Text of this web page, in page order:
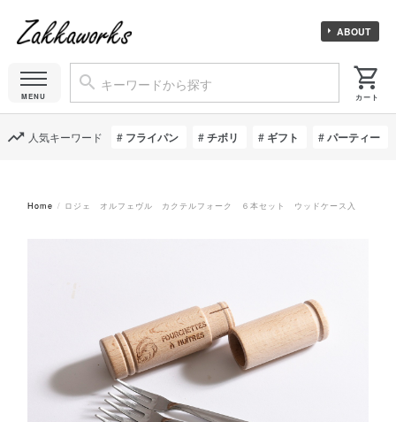
ABOUT
人気キーワード フライパン チボリ ギフト パーティー
Home ロジェ オルフェヴル カクテルフォーク ６本セット ウッドケース入